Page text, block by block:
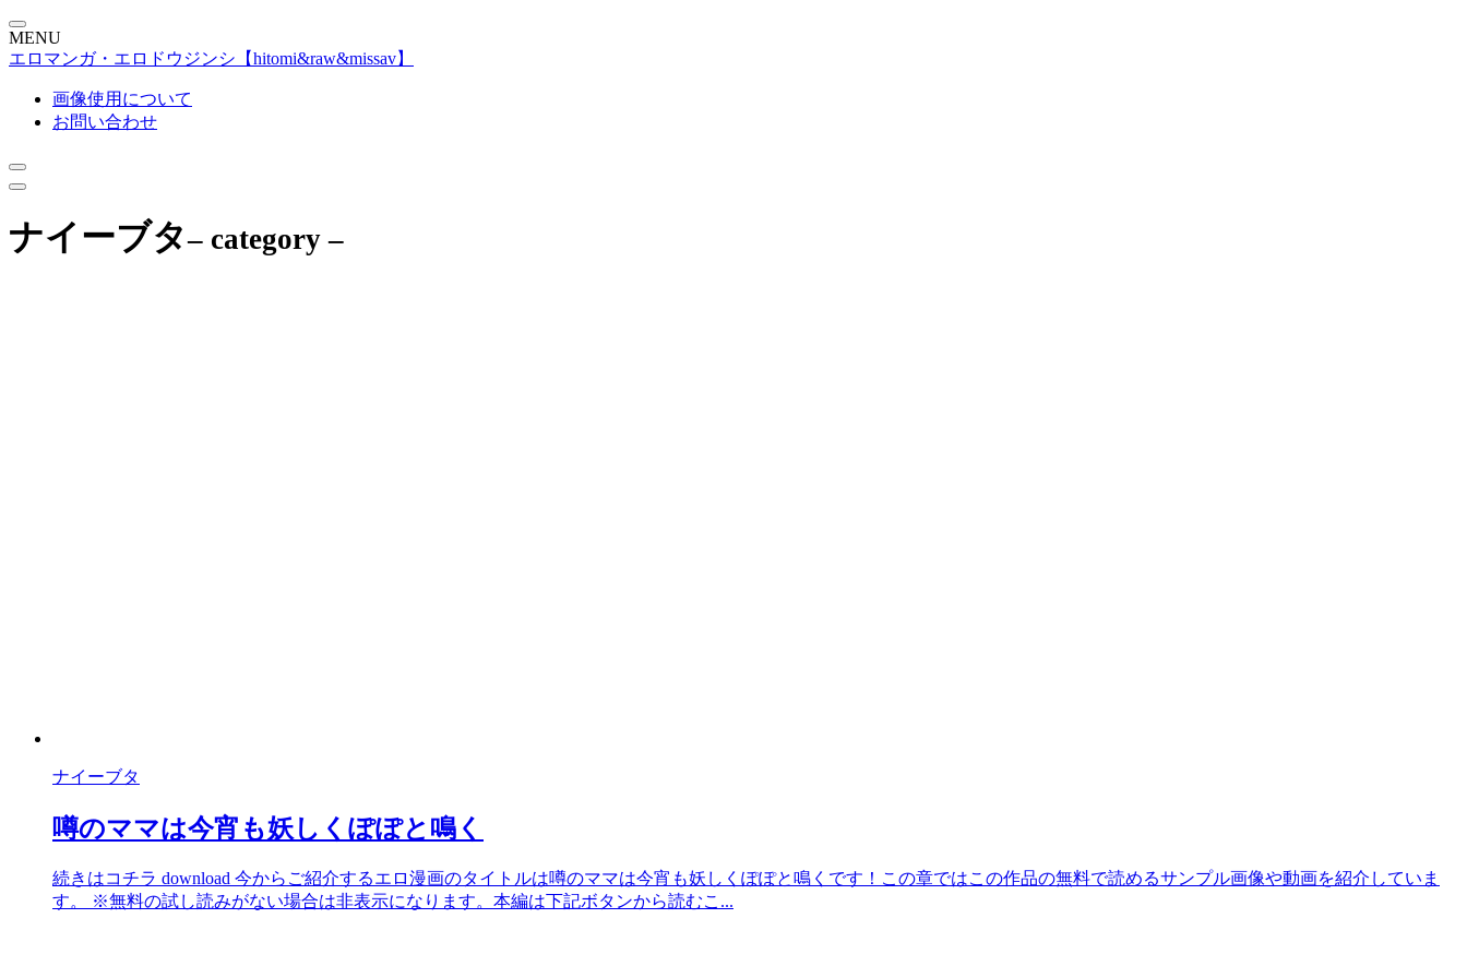
MENU
エロマンガ・エロドウジンシ【hitomi&raw&missav】
画像使用について
お問い合わせ
ナイーブタ– category –
ナイーブタ
噂のママは今宵も妖しくぽぽと鳴く
続きはコチラ download 今からご紹介するエロ漫画のタイトルは噂のママは今宵も妖しくぽぽと鳴くです！この章ではこの作品の無料で読めるサンプル画像や動画を紹介していま
す。 ※無料の試し読みがない場合は非表示になります。本編は下記ボタンから読むこ...